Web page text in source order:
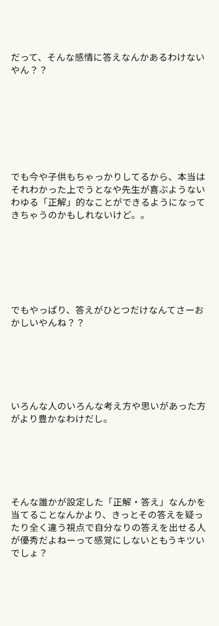
だって、そんな感情に答えなんかあるわけない
やん？？
でも今や子供もちゃっかりしてるから、本当は
それわかった上でうとなや先生が喜ぶようない
わゆる「正解」的なことができるようになって
きちゃうのかもしれないけど。。
でもやっぱり、答えがひとつだけなんてさーお
かしいやんね？？
いろんな人のいろんな考え方や思いがあった方
がより豊かなわけだし。
そんな誰かが設定した「正解・答え」なんかを
当てることなんかより、きっとその答えを疑っ
たり全く違う視点で自分なりの答えを出せる人
が優秀だよねーって感覚にしないともうキツい
でしょ？